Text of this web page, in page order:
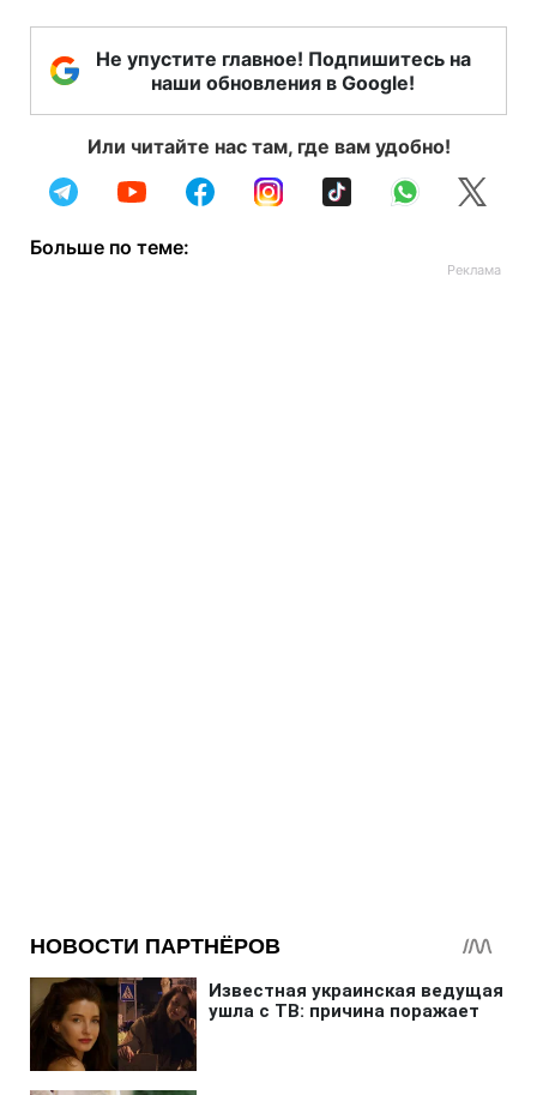
Не упустите главное! Подпишитесь на
наши обновления в Google!
Или читайте нас там, где вам удобно!
Больше по теме: